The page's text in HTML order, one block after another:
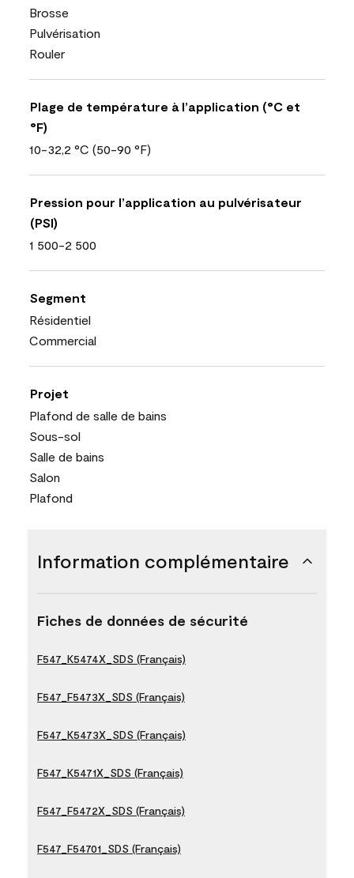
Brosse
Pulvérisation
Rouler
Plage de température à l’application (°C et
°F)
10-32,2 °C (50-90 °F)
Pression pour l’application au pulvérisateur
(PSI)
1 500-2 500
Segment
Résidentiel
Commercial
Projet
Plafond de salle de bains
Sous-sol
Salle de bains
Salon
Plafond
Information complémentaire
Fiches de données de sécurité
F547_K5474X_SDS (Français)
F547_F5473X_SDS (Français)
F547_K5473X_SDS (Français)
F547_K5471X_SDS (Français)
F547_F5472X_SDS (Français)
F547_F54701_SDS (Français)